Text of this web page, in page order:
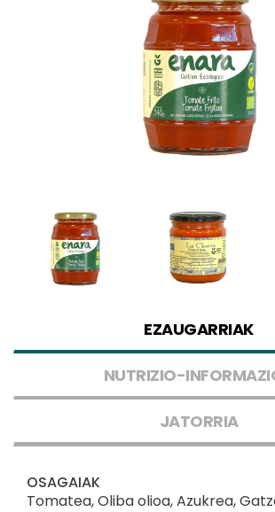
EZAUGARRIAK
NUTRIZIO-
JATORRIA
OSAGAIAK
Tomatea, Oliba olioa, Azukrea,